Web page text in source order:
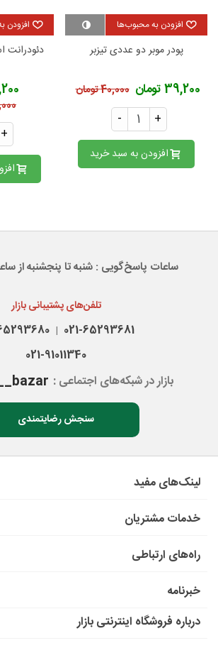
افزودن به محبوب‌ها
پودر موبر دو عددی تیزبر
39,200 تومان 40,000 تومان
- +
افزودن به سبد خرید
افزودن
+
ساعات پاسخ‌گویی : شنبه تا پنجشنبه از ساعت 9:30
تلفن‌های پشتیبانی بازار
021-65293681
|
021-91011340
بازار در شبکه‌های اجتماعی :
سنجش رضایتمندی
لینک‌های مفید
خدمات مشتریان
راه‌های ارتباطی
خبرنامه
درباره‌ فروشگاه اینترنتی بازار